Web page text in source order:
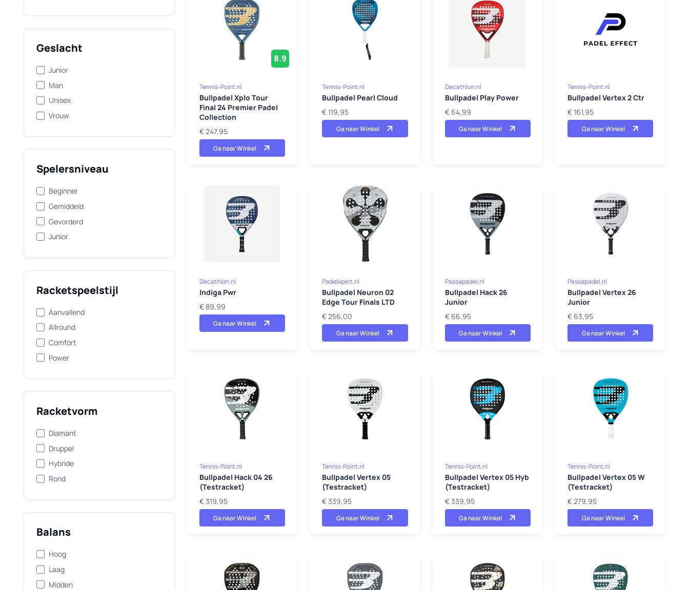
Geslacht
Junior
Man
Unisex
Vrouw
Spelersniveau
Beginner
Gemiddeld
Gevorderd
Junior
Racketspeelstijl
Aanvallend
Allround
Comfort
Power
Racketvorm
Diamant
Druppel
Hybride
Rond
Balans
Hoog
Laag
Midden
8.9
Tennis-Point.nl
Bullpadel Xplo Tour
Final 24 Premier Padel
Collection
€ 247,95
Ga naar Winkel
Tennis-Point.nl
Bullpadel Pearl Cloud
€ 119,95
Ga naar Winkel
Decathlon.nl
Bullpadel Play Power
€ 64,99
Ga naar Winkel
Tennis-Point.nl
Bullpadel Vertex 2 Ctr
€ 161,95
Ga naar Winkel
Decathlon.nl
Indiga Pwr
€ 89,99
Ga naar Winkel
Padelxpert.nl
Bullpadel Neuron 02
Edge Tour Finals LTD
€ 256,00
Ga naar Winkel
Passapadel.nl
Bullpadel Hack 26
Junior
€ 66,95
Ga naar Winkel
Passapadel.nl
Bullpadel Vertex 26
Junior
€ 63,95
Ga naar Winkel
Tennis-Point.nl
Bullpadel Hack 04 26
(Testracket)
€ 319,95
Ga naar Winkel
Tennis-Point.nl
Bullpadel Vertex 05
(Testracket)
€ 339,95
Ga naar Winkel
Tennis-Point.nl
Bullpadel Vertex 05 Hyb
(Testracket)
€ 339,95
Ga naar Winkel
Tennis-Point.nl
Bullpadel Vertex 05 W
(Testracket)
€ 279,95
Ga naar Winkel